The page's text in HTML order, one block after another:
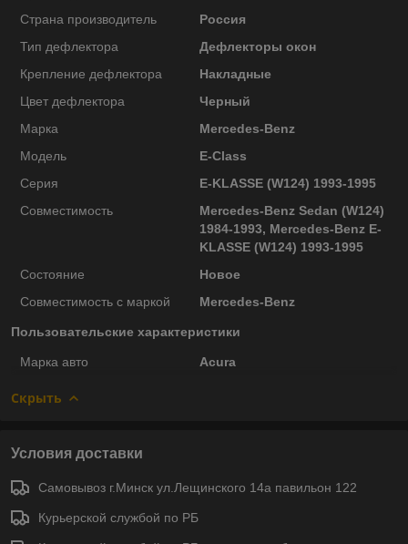
Страна производитель
Россия
Тип дефлектора
Дефлекторы окон
Крепление дефлектора
Накладные
Цвет дефлектора
Черный
Марка
Mercedes-Benz
Модель
E-Class
Серия
E-KLASSE (W124) 1993-1995
Совместимость
Mercedes-Benz Sedan (W124)
1984-1993, Mercedes-Benz E-
KLASSE (W124) 1993-1995
Состояние
Новое
Совместимость с маркой
Mercedes-Benz
Пользовательские характеристики
Марка авто Acura
Скрыть
Условия доставки
Самовывоз г.Минск ул.Лещинского 14а павильон 122
Курьерской службой по РБ